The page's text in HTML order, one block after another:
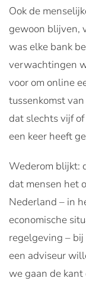
Ook de
gewoon blijven,
was elke bank
verwachtingen
voor om online
tussenkomst
dat slechts vijf
een keer heeft
Wederom blijkt:
dat mensen het
Nederland – in
economische
regelgeving –
een adviseur
we gaan de